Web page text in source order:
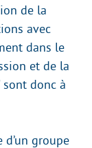
de la
avec
dans le
et de la
sont donc à
d’un groupe